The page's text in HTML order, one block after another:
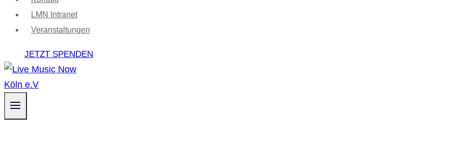
LMN Intranet
Veranstaltungen
JETZT SPENDEN